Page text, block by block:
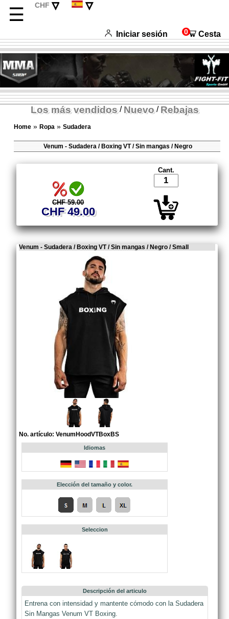
☰ CHF ▿ ▿
Français
Italiano
Iniciar sesión 0 Cesta
Los más vendidos/ Nuevo/ Rebajas
Home »Ropa »Sudadera
Venum - Sudadera / Boxing VT / Sin mangas / Negro
CHF 59.00
CHF 49.00
Cant.
Venum - Sudadera / Boxing VT / Sin mangas / Negro / Small
No. artículo: VenumHoodVTBoxBS
Idiomas
Elección del tamaño y color.
Seleccion
Descripción del articulo
Entrena con intensidad y mantente cómodo con la Sudadera
Sin Mangas Venum VT Boxing.